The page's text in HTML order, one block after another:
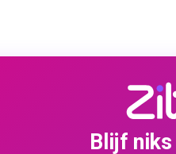
Blijf